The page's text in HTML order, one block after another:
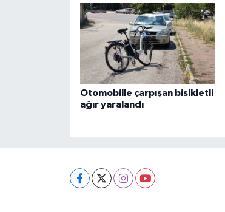
Otomobille çarpışan bisikletli
ağır yaralandı